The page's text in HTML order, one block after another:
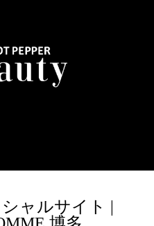
シャルサイト |